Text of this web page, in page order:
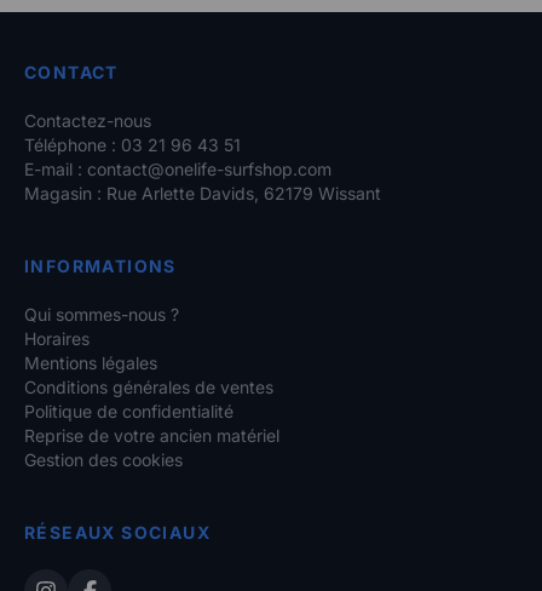
CONTACT
Contactez-nous
Téléphone : 03 21 96 43 51
E-mail : contact@onelife-surfshop.com
Magasin : Rue Arlette Davids, 62179 Wissant
INFORMATIONS
Qui sommes-nous ?
Horaires
Mentions légales
Conditions générales de ventes
Politique de confidentialité
Reprise de votre ancien matériel
Gestion des cookies
RÉSEAUX SOCIAUX